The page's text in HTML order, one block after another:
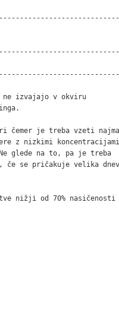
ne izvajajo v okviru
čemer je treba vzeti
z nizkimi koncentracijami
glede na to, pa je treba
če se pričakuje velika
nižji od 70% nasičenosti